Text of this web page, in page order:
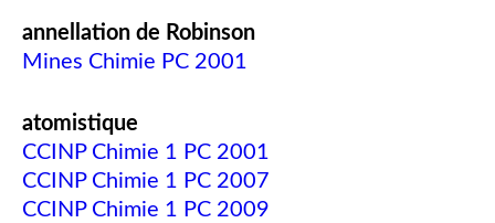
annellation de Robinson
Mines Chimie PC 2001
atomistique
CCINP Chimie 1 PC 2001
CCINP Chimie 1 PC 2007
CCINP Chimie 1 PC 2009